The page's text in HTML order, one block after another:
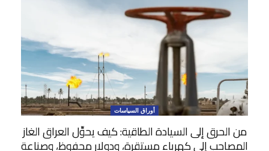
أوراق السياسات
من الحرق إلى السيادة الطاقية: كيف يحوِّل العراق الغاز
المصاحب إلى كهرباء مستقرة، ودولار محفوظ، وصناعة